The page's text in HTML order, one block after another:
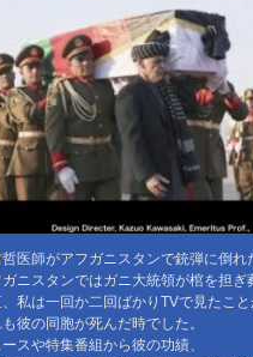
医師がアフガニスタンで銃弾に倒
ガニスタンではガニ大統領が棺を担
私は一回か二回ばかりTVで見たこ
彼の同胞が死んだ時でした。
スや特集番組から彼の功績、